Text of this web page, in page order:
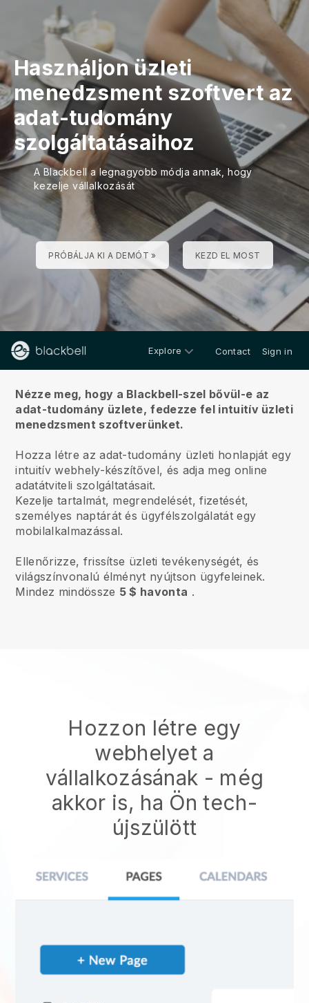
Használjon üzleti
menedzsment szoftvert az
adat-tudomány
szolgáltatásaihoz
A Blackbell a legnagyobb módja annak, hogy
kezelje vállalkozását
PRÓBÁLJA KI A DEMÓT » KEZD EL MOST
Explore Contact Sign in
Nézze meg, hogy a Blackbell-szel bővül-e az
adat-tudomány üzlete, fedezze fel intuitív üzleti
menedzsment szoftverünket.
Hozza létre az adat-tudomány üzleti honlapját egy
intuitív webhely-készítővel, és adja meg online
adatátviteli szolgáltatásait.
Kezelje tartalmát, megrendelését, fizetését,
személyes naptárát és ügyfélszolgálatát egy
mobilalkalmazással.
Ellenőrizze, frissítse üzleti tevékenységét, és
világszínvonalú élményt nyújtson ügyfeleinek.
Mindez mindössze 5 $ havonta .
Hozzon létre egy
webhelyet a
vállalkozásának - még
akkor is, ha Ön tech-
újszülött